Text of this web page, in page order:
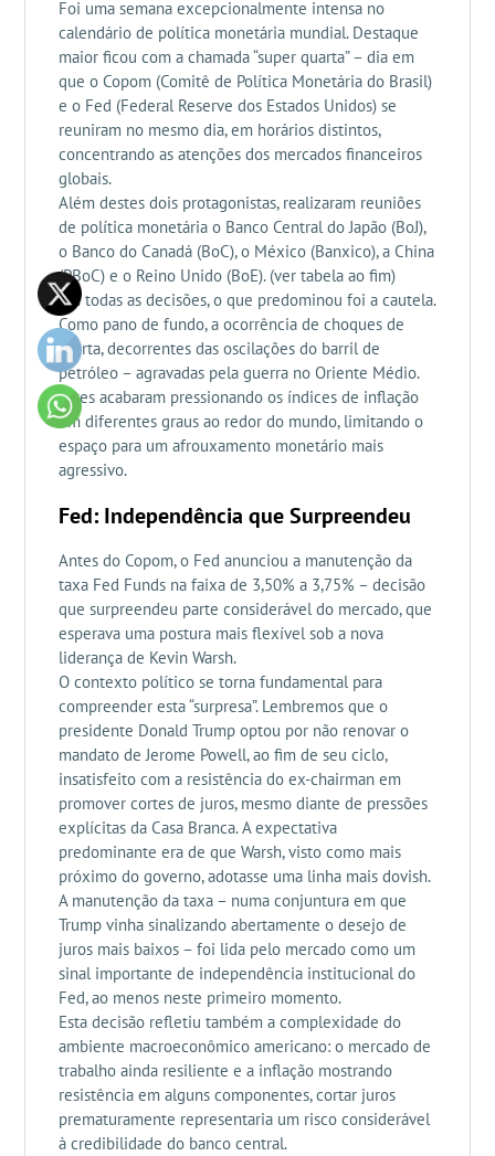
Foi uma semana excepcionalmente intensa no
calendário de política monetária mundial. Destaque
maior ficou com a chamada “super quarta” – dia em
que o Copom (Comitê de Política Monetária do Brasil)
e o Fed (Federal Reserve dos Estados Unidos) se
reuniram no mesmo dia, em horários distintos,
concentrando as atenções dos mercados financeiros
globais.
Além destes dois protagonistas, realizaram reuniões
de política monetária o Banco Central do Japão (BoJ),
o Banco do Canadá (BoC), o México (Banxico), a China
(PBoC) e o Reino Unido (BoE). (ver tabela ao fim)
Em todas as decisões, o que predominou foi a cautela.
Como pano de fundo, a ocorrência de choques de
oferta, decorrentes das oscilações do barril de
petróleo – agravadas pela guerra no Oriente Médio.
Estes acabaram pressionando os índices de inflação
em diferentes graus ao redor do mundo, limitando o
espaço para um afrouxamento monetário mais
agressivo.
Fed: Independência que Surpreendeu
Antes do Copom, o Fed anunciou a manutenção da
taxa Fed Funds na faixa de 3,50% a 3,75% – decisão
que surpreendeu parte considerável do mercado, que
esperava uma postura mais flexível sob a nova
liderança de Kevin Warsh.
O contexto político se torna fundamental para
compreender esta “surpresa”. Lembremos que o
presidente Donald Trump optou por não renovar o
mandato de Jerome Powell, ao fim de seu ciclo,
insatisfeito com a resistência do ex-chairman em
promover cortes de juros, mesmo diante de pressões
explícitas da Casa Branca. A expectativa
predominante era de que Warsh, visto como mais
próximo do governo, adotasse uma linha mais dovish.
A manutenção da taxa – numa conjuntura em que
Trump vinha sinalizando abertamente o desejo de
juros mais baixos – foi lida pelo mercado como um
sinal importante de independência institucional do
Fed, ao menos neste primeiro momento.
Esta decisão refletiu também a complexidade do
ambiente macroeconômico americano: o mercado de
trabalho ainda resiliente e a inflação mostrando
resistência em alguns componentes, cortar juros
prematuramente representaria um risco considerável
à credibilidade do banco central.